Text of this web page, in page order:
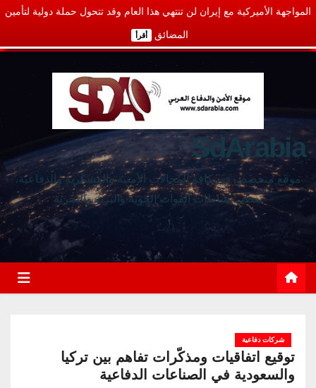
المواجهة الأميركية مع إيران لن تنتهي هذا العام وقد تتحول حملة دولية لتأمين
المضائق أقرأ
SdArabia
موقع متخصص في كافة المجالات الأمنية والعسكرية والدفاعية،
يغطي نشاطات القوات الجوية والبرية والبحرية
شركات دفاعية
توقيع اتفاقيات ومذكّرات تفاهم بين تركيا
والسعودية في الصناعات الدفاعية